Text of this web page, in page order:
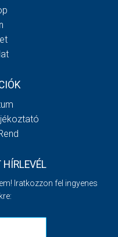
Iratkozzon fel ingyenes